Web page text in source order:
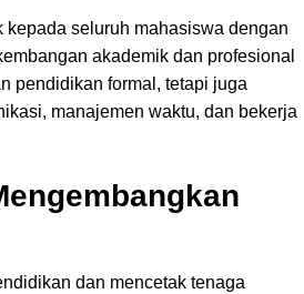
seluruh mahasiswa dengan
akademik dan profesional
pendidikan formal, tetapi juga
manajemen waktu, dan bekerja
dan mencetak tenaga